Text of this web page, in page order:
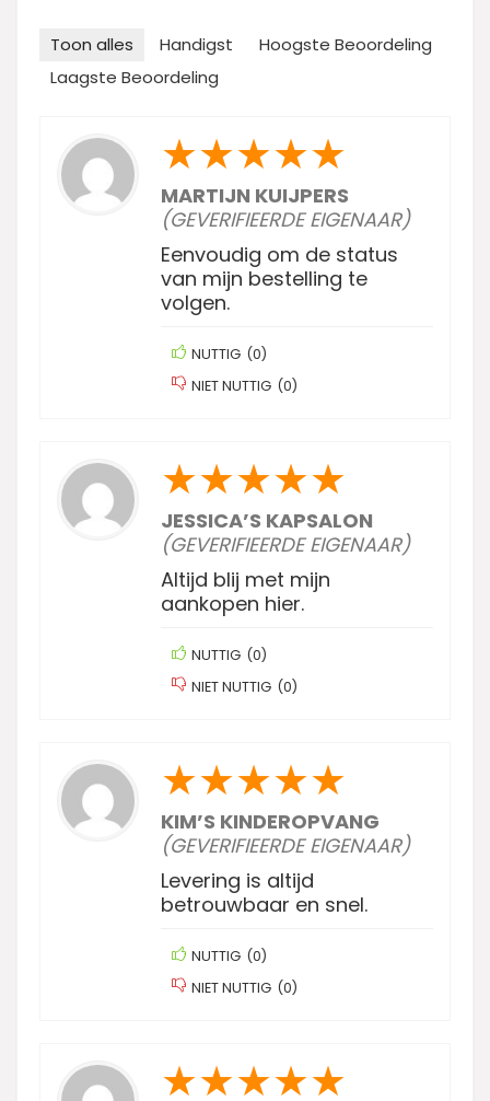
Toon alles Handigst
Hoogste Beoordeling
Laagste Beoordeling
★★★★★
MARTIJN KUIJPERS
(GEVERIFIEERDE EIGENAAR)
Eenvoudig om de status
van mijn bestelling te
volgen.
NUTTIG (0)
NIET NUTTIG (0)
★★★★★
JESSICA’S KAPSALON
(GEVERIFIEERDE EIGENAAR)
Altijd blij met mijn
aankopen hier.
NUTTIG (0)
NIET NUTTIG (0)
★★★★★
KIM’S KINDEROPVANG
(GEVERIFIEERDE EIGENAAR)
Levering is altijd
betrouwbaar en snel.
NUTTIG (0)
NIET NUTTIG (0)
★★★★★